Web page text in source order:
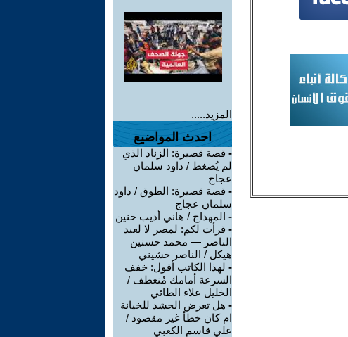
المزيد.....
احدث المواضيع
- قصة قصيرة: الزناد الذي
لم يُضغط / داود سلمان
عجاج
- قصة قصيرة: الطوق / داود
سلمان عجاج
- المهداج / هاني أديب حنين
- قرأت لكم: لمصر لا لعبد
الناصر — محمد حسنين
هيكل / الناصر خشيني
- لهذا الكاتب أقول: خفف
السرعة أمامك مُنعطف /
الخليل علاء الطائي
- هل تعرض الحشد للخيانة
ام كان خطأ غير مقصود /
علي قاسم الكعبي